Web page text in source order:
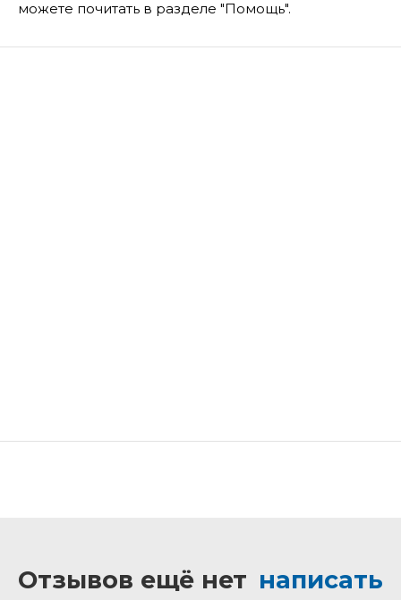
можете почитать в разделе "Помощь".
Отзывов ещё нет написать